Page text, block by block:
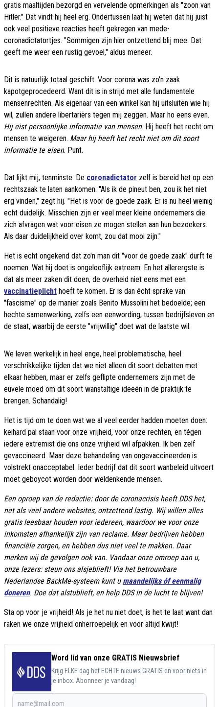
gratis maaltijden bezorgd en vervelende opmerkingen als "zoon van
Hitler." Dat vindt hij heel erg. Ondertussen laat hij weten dat hij juist
ook veel positieve reacties heeft gekregen van mede-
coronadictatortjes. "Sommigen zijn hier ontzettend blij mee. Dat
geeft me weer een rustig gevoel," aldus meneer.
Dit is natuurlijk totaal geschift. Voor corona was zo'n zaak
kapotgeprocedeerd. Want dit is in strijd met alle fundamentele
mensenrechten. Als eigenaar van een winkel kan hij uitsluiten wie hij
wil, zullen andere libertariërs tegen mij zeggen. Maar ho eens even.
Hij eist persoonlijke informatie van mensen. Hij heeft het recht om
mensen te weigeren. Maar hij heeft het recht niet om dit soort
informatie te eisen. Punt.
Dat lijkt mij, tenminste. De coronadictator zelf is bereid het op een
rechtszaak te laten aankomen. "Als ik de pineut ben, zou ik het niet
erg vinden," zegt hij. "Het is voor de goede zaak. Er is nu heel weinig
echt duidelijk. Misschien zijn er veel meer kleine ondernemers die
zich afvragen wat voor eisen ze mogen stellen aan hun bezoekers.
Als daar duidelijkheid over komt, zou dat mooi zijn."
Het is echt ongekend dat zo'n man dit "voor de goede zaak" durft te
noemen. Wat hij doet is ongelooflijk extreem. En het allerergste is
dat als meer zaken dit doen, de overheid niet eens met een
vaccinatieplicht hoeft te komen. Er is dan écht sprake van
"fascisme" op de manier zoals Benito Mussolini het bedoelde; een
hechte samenwerking, zelfs een eenwording, tussen bedrijfsleven en
de staat, waarbij de eerste "vrijwillig" doet wat de laatste wil.
We leven werkelijk in heel enge, heel problematische, heel
verschrikkelijke tijden dat we niet alleen dit soort debatten met
elkaar hebben, maar er zelfs geflipte ondernemers zijn met de
euvele moed om dit soort wanstaltige ideeën in de praktijk te
brengen. Schandalig!
Het is tijd om te doen wat we al veel eerder hadden moeten doen:
keihard pal staan voor onze vrijheid, voor onze rechten, en tégen
iedere extremist die ons onze vrijheid wil afpakken. Ik ben zelf
gevaccineerd. Maar deze behandeling van ongevaccineerden is
volstrekt onacceptabel. Ieder bedrijf dat dit soort wanbeleid uitvoert
moet geboycot worden door weldenkende mensen.
Een oproep van de redactie: door de coronacrisis heeft DDS het,
net als veel andere websites, ontzettend lastig. Wij willen alles
gratis leesbaar houden voor iedereen, waardoor we voor onze
inkomsten afhankelijk zijn van reclame. Maar bedrijven hebben
financiële zorgen, en hebben dus niet veel te makken. Daar
merken wij de gevolgen ook van. Vandaar onze omroep aan u,
onze lezers: steun ons alsjeblieft! Via het betrouwbare
Nederlandse BackMe-systeem kunt u maandelijks óf eenmalig
doneren. Doe dat alstublieft, en help DDS in de lucht te blijven!
Sta op voor je vrijheid! Als je het nu niet doet, is het te laat want dan
raken we onze vrijheid onherroepelijk en voor altijd kwijt!
Word lid van onze GRATIS Nieuwsbrief
Krijg ELKE dag het ECHTE nieuws GRATIS en voor niets in
je inbox. Abonneer je vandaag!